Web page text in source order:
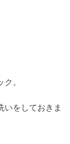
。
いをしておきま